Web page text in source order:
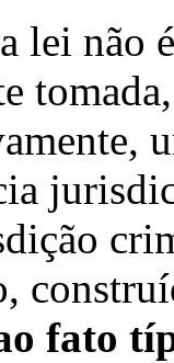
lei
fato